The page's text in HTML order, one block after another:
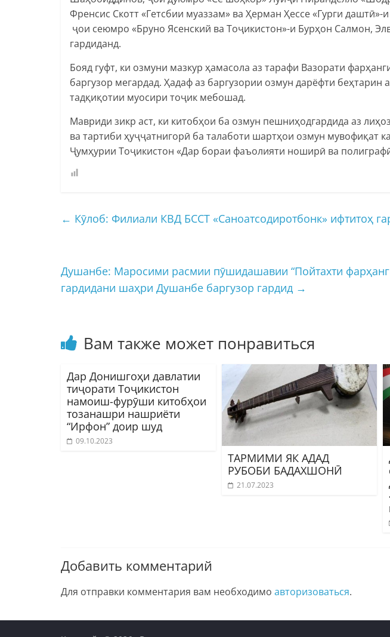
Френсис Скотт «Гетсбии муаззам» ва Ҳерман Ҳессе «Гурги
ҷои сеюмро «Бруно Ясенский ва Тоҷикистон»-и Бурҳон Салмон,
гардиданд.
Бояд гуфт, ки озмуни мазкур ҳамасола аз тарафи Вазорати
баргузор мегардад. Ҳадаф аз баргузории озмун дарёфти беҳтарин
тадқиқотии муосири тоҷик мебошад.
Мавриди зикр аст, ки китобҳои ба озмун пешниҳодгардида аз
ва тартиби ҳуҷҷатнигорӣ ба талаботи шартҳои озмун мувофиқат
Ҷумҳурии Тоҷикистон «Дар бораи фаъолияти ноширӣ ва
← Кӯлоб: Филиали КВД БССТ «Саноатсодиротбонк» ифтитоҳ
Душанбе: Маросими расмии пӯшидашавии “Пойтахти
гардидани шаҳри Душанбе баргузор гардид →
Вам также может понравиться
Дар Донишгоҳи давлатии
тиҷорати Тоҷикистон
намоиш-фурӯши китобҳои
тозанашри нашриёти
“Ирфон” доир шуд
09.10.2023
ТАРМИМИ ЯК АДАД
РУБОБИ БАДАХШОНӢ
21.07.2023
Добавить комментарий
Для отправки комментария вам необходимо авторизоваться.